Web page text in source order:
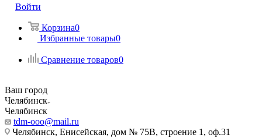
Войти
Корзина0
Избранные товары0
Сравнение товаров0
Ваш город
Челябинск
Челябинск
tdm-ooo@mail.ru
Челябинск, Енисейская, дом № 75В, строение 1, оф.31